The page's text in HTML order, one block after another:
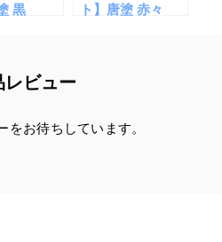
黒
ト】唐塗 赤々
レビュー
をお待ちしています。